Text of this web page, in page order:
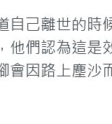
自己離世的
們認為這
因路上塵